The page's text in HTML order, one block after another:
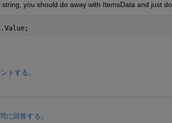
you should do away with ItemsData and just do
トする。
に回答する。